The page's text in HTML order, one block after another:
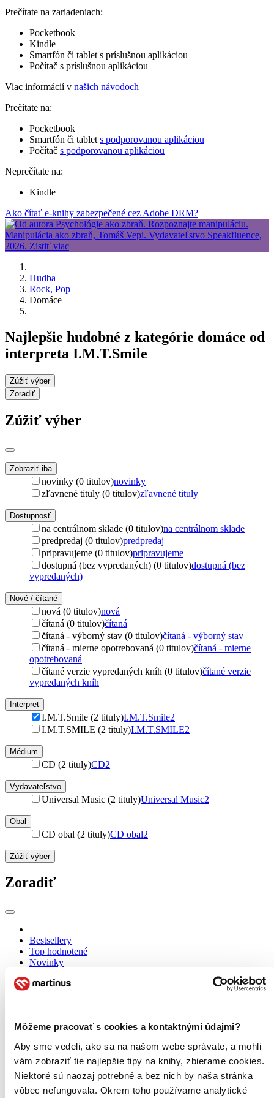
Môžeme pracovať s cookies a kontaktnými údajmi?
Aby sme vedeli, ako sa na našom webe správate, a mohli
vám zobraziť tie najlepšie tipy na knihy, zbierame cookies.
Niektoré sú naozaj potrebné a bez nich by naša stránka
vôbec nefungovala. Okrem toho používame analytické
Prečítate na zariadeniach:
Pocketbook
Kindle
Smartfón či tablet s príslušnou aplikáciou
Počítač s príslušnou aplikáciou
Viac informácií v našich návodoch
Prečítate na:
Pocketbook
Smartfón či tablet s podporovanou aplikáciou
Počítač s podporovanou aplikáciou
Neprečítate na:
Kindle
Ako čítať e-knihy zabezpečené cez Adobe DRM?
Hudba
Rock, Pop
Domáce
Najlepšie hudobné z kategórie domáce od
interpreta I.M.T.Smile
Zúžiť výber
Zoradiť
Zúžiť výber
Zobraziť iba
novinky (0 titulov)novinky
zľavnené tituly (0 titulov)zľavnené tituly
Dostupnosť
na centrálnom sklade (0 titulov)na centrálnom sklade
predpredaj (0 titulov)predpredaj
pripravujeme (0 titulov)pripravujeme
dostupná (bez vypredaných) (0 titulov)dostupná (bez
vypredaných)
Nové / čítané
nová (0 titulov)nová
čítaná (0 titulov)čítaná
čítaná - výborný stav (0 titulov)čítaná - výborný stav
čítaná - mierne opotrebovaná (0 titulov)čítaná - mierne
opotrebovaná
čítané verzie vypredaných kníh (0 titulov)čítané verzie
vypredaných kníh
Interpret
I.M.T.Smile (2 tituly)I.M.T.Smile2
I.M.T.SMILE (2 tituly)I.M.T.SMILE2
Médium
CD (2 tituly)CD2
Vydavateľstvo
Universal Music (2 tituly)Universal Music2
Obal
CD obal (2 tituly)CD obal2
Zúžiť výber
Zoradiť
Bestsellery
Top hodnotené
Novinky
Najlacnejšie
Použité filtre
Interpret I.M.T.Smile